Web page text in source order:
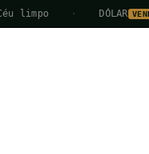
· DÓLAR VENDA R$ 5,11